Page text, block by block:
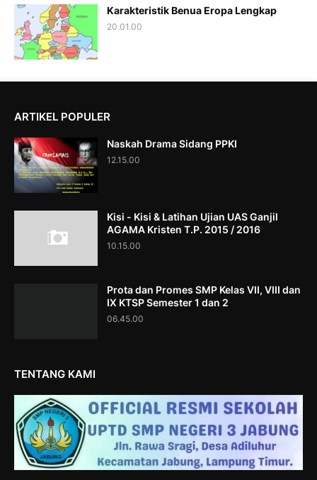
Karakteristik Benua Eropa Lengkap
20.01.00
ARTIKEL POPULER
Naskah Drama Sidang PPKI
12.15.00
Kisi - Kisi & Latihan Ujian UAS Ganjil
AGAMA Kristen T.P. 2015 / 2016
10.15.00
Prota dan Promes SMP Kelas VII, VIII dan
IX KTSP Semester 1 dan 2
06.45.00
TENTANG KAMI